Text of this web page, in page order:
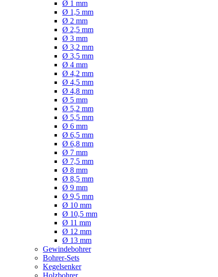
Ø 1 mm
Ø 1,5 mm
Ø 2 mm
Ø 2,5 mm
Ø 3 mm
Ø 3,2 mm
Ø 3,5 mm
Ø 4 mm
Ø 4,2 mm
Ø 4,5 mm
Ø 4,8 mm
Ø 5 mm
Ø 5,2 mm
Ø 5,5 mm
Ø 6 mm
Ø 6,5 mm
Ø 6,8 mm
Ø 7 mm
Ø 7,5 mm
Ø 8 mm
Ø 8,5 mm
Ø 9 mm
Ø 9,5 mm
Ø 10 mm
Ø 10,5 mm
Ø 11 mm
Ø 12 mm
Ø 13 mm
Gewindebohrer
Bohrer-Sets
Kegelsenker
Holzbohrer